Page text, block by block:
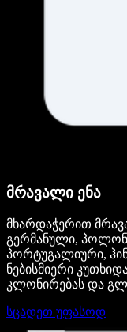
მრავალი ენა
მხარდაჭერით
გერმანული,
პორტუგალიური,
ნებისმიერი
კლონირებას და
სცადეთ უფასოდ